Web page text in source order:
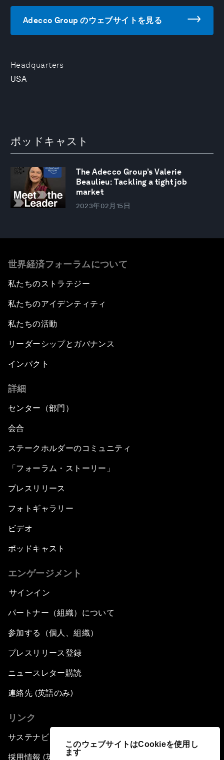
このウェブサイトはCookieを使用し
ます
Headquarters
USA
Adecco Group のウェブサイトを見る
ポッドキャスト
The Adecco Group’s Valerie
Beaulieu: Tackling a tight job
market
2023年02月15日
世界経済フォーラムについて
私たちのストラテジー
私たちのアイデンティティ
私たちの活動
リーダーシップとガバナンス
インパクト
詳細
センター（部門）
会合
ステークホルダーのコミュニティ
「フォーラム・ストーリー」
プレスリリース
フォトギャラリー
ビデオ
ポッドキャスト
エンゲージメント
サインイン
パートナー（組織）について
参加する（個人、組織）
プレスリリース登録
ニュースレター購読
連絡先 (英語のみ)
リンク
サステナビリティへの取り組み
採用情報 (英語のみ)